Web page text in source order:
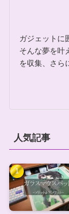
ガジェットに
そんな夢を叶
を収集、さら
人気記事